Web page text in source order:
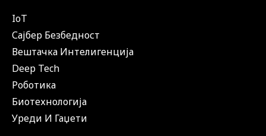
IoT
Сајбер Безбедност
Вештачка Интелигенција
Deep Tech
Роботика
Биотехнологија
Уреди И Гаџети